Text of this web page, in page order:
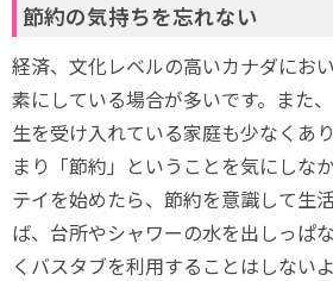
節約の気持ちを忘れない
経済、文化レベルの高いカナダにお
素にしている場合が多いです。また
生を受け入れている家庭も少なくあ
まり「節約」ということを気にしな
テイを始めたら、節約を意識して生
ば、台所やシャワーの水を出しっぱ
くバスタブを利用することはしない